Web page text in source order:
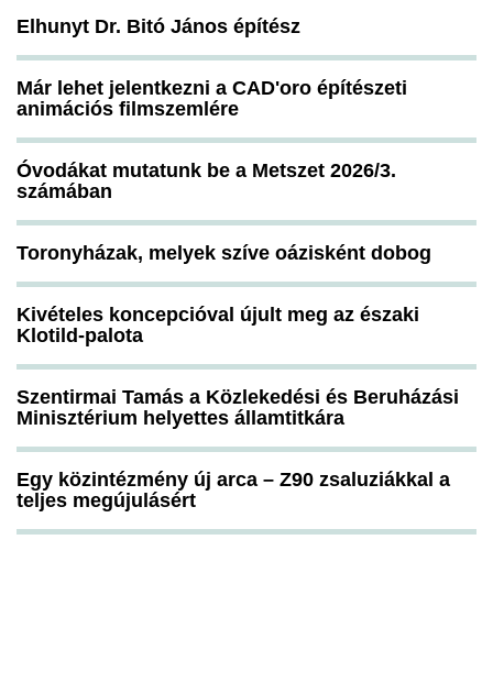
Elhunyt Dr. Bitó János építész
Már lehet jelentkezni a CAD'oro építészeti
animációs filmszemlére
Óvodákat mutatunk be a Metszet 2026/3.
számában
Toronyházak, melyek szíve oázisként dobog
Kivételes koncepcióval újult meg az északi
Klotild-palota
Szentirmai Tamás a Közlekedési és Beruházási
Minisztérium helyettes államtitkára
Egy közintézmény új arca – Z90 zsaluziákkal a
teljes megújulásért